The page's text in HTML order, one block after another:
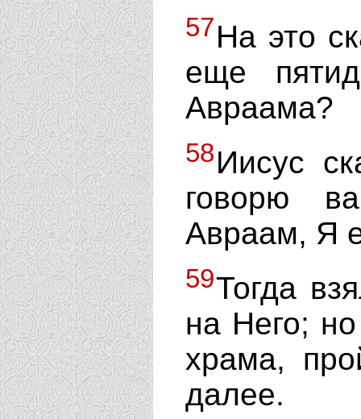
57На это
еще
Авраама?
58Иисус
говорю
Авраам, Я
59Тогда
на Него;
храма,
далее.